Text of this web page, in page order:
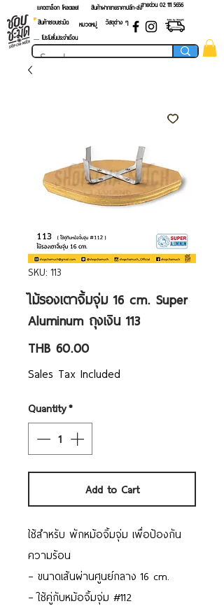
แคตตาล็อก โหลดเลย! สายด่วน 02 ​111 5656
สินค้าฝากขายราคาปลีก-ส่ง
สินค้าชอบชะมัด
หมวดหมู่
วัสดุต่าง ๆ
.... โปรโมชั่นประจำเดือน
SKU: 113
ไม้รองเตาจิ้มจุ่ม 16 cm. Super
Aluminum ถุงเงิน 113
THB 60.00Price
Sales Tax Included
Quantity*
Add to Cart
ใช้สำหรับ พักหม้อจิ้มจุ่ม เพื่อป้องกัน
ความร้อน
– ขนาดเส้นผ่านศูนย์กลาง 16 cm.
– ใช้คู่กับหม้อจิ้มจุ่ม #112